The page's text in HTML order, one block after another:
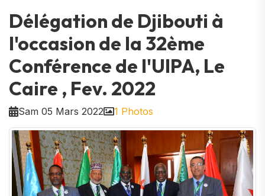
Délégation de Djibouti à
l'occasion de la 32ème
Conférence de l'UIPA, Le
Caire , Fev. 2022
Sam 05 Mars 2022 1 Photos